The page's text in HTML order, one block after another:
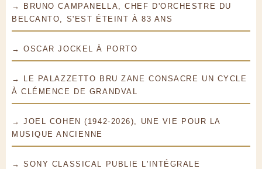
→ BRUNO CAMPANELLA, CHEF D'ORCHESTRE DU
BELCANTO, S'EST ÉTEINT À 83 ANS
→ OSCAR JOCKEL À PORTO
→ LE PALAZZETTO BRU ZANE CONSACRE UN CYCLE
À CLÉMENCE DE GRANDVAL
→ JOEL COHEN (1942-2026), UNE VIE POUR LA
MUSIQUE ANCIENNE
→ SONY CLASSICAL PUBLIE L'INTÉGRALE